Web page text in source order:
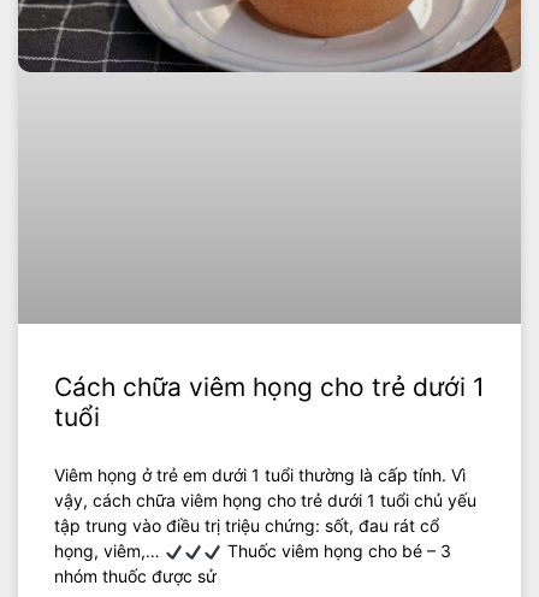
Cách chữa viêm họng cho trẻ dưới 1
tuổi
Viêm họng ở trẻ em dưới 1 tuổi thường là cấp tính. Vì
vậy, cách chữa viêm họng cho trẻ dưới 1 tuổi chủ yếu
tập trung vào điều trị triệu chứng: sốt, đau rát cổ
họng, viêm,…
Thuốc viêm họng cho bé – 3
nhóm thuốc được sử